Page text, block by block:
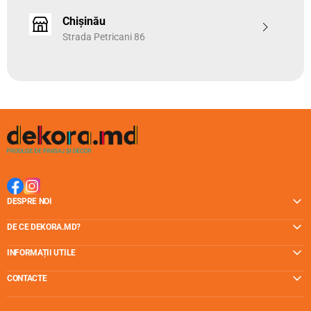
culoare ca restul elementelor.
Consola (Suportul) pentru galerii se fixează de perete cu
iluminat, furnitură de mobilier, nuanța textilelor ș.a.
De obicei, sunt destule 2 bucăți de console pentru a forma
un set de galerii, însă când cumpărați bare lungi și subțiri,
mai adăugați a treia consolă pe mijloc pentru a-i adăuga
Chișinău
Strada Petricani 86
DESPRE NOI
DE CE DEKORA.MD?
INFORMAȚII UTILE
CONTACTE